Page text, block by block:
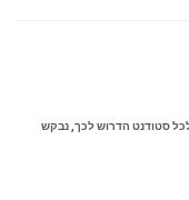
סטודנט הדרוש לכך, נבקש